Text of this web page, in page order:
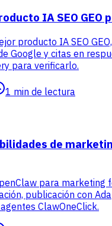
IA SEO GEO
producto IA SEO
Google y citas en
para verificarlo.
1 min de lectura
de
para marketing
publicación con
ClawOneClick.